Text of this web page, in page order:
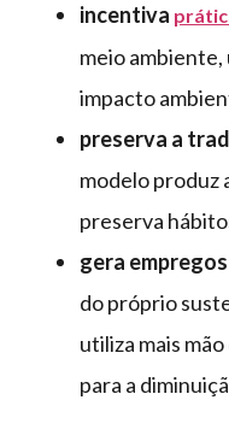
incentiva
meio ambiente,
impacto
preserva a
modelo produz
preserva
gera
do próprio
utiliza mais
para a